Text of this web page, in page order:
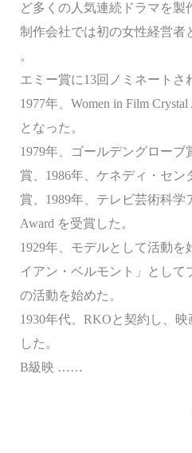
ど多くの人気連続ドラマを製
制作会社では初の女性経営者
。
エミー賞に13回ノミネートさ
1977年、Women in Film
となった。
1979年、ゴールデングロー
賞、1986年、ケネディ・セン
賞、1989年、テレビ芸術科学
Award を受賞した。
1929年、モデルとして活動
イアン・ベルモント」として
の活動を始めた。
1930年代、RKOと契約し、
した。
B級映 ……